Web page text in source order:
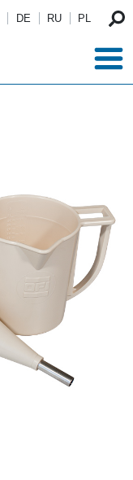
DE RU PL